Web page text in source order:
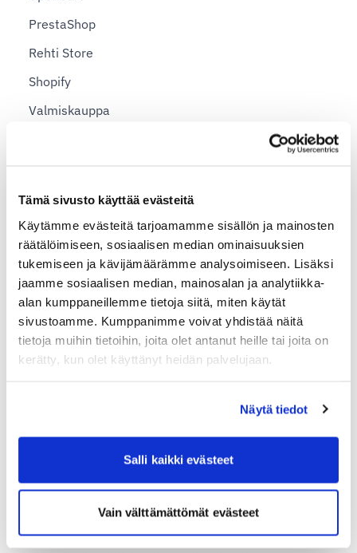
Tämä sivusto käyttää evästeitä
Käytämme evästeitä tarjoamamme sisällön ja mainosten
räätälöimiseen, sosiaalisen median ominaisuuksien
tukemiseen ja kävijämäärämme analysoimiseen. Lisäksi
jaamme sosiaalisen median, mainosalan ja analytiikka-
alan kumppaneillemme tietoja siitä, miten käytät
sivustoamme. Kumppanimme voivat yhdistää näitä
tietoja muihin tietoihin, joita olet antanut heille tai joita on
kerätty, kun olet käyttänyt heidän palvelujaan.
Näytä tiedot
Salli kaikki evästeet
Vain välttämättömät evästeet
PrestaShop
Rehti Store
Shopify
Valmiskauppa
Vaihtoehto nykyiselle lähetysjärjestelmällesi
Etsitkö vaihtoehtoa nShiftille?
Shipit vs. OmaPosti Pro — kumpi ratkaisu sopii
Shipit vs. SmartShip
Shipit vs. Matkahuollon Yritysportaali
Shipit on kattava vaihtoehto Postin Prinetti-palvelulle
Shipit on helppokäyttöinen vaihtoehto poistuvan
MySchenker-järjestelmän tilalle
Shopify-planit ja Shipit Delivery Checkout
Shipit Delivery Checkout – yleiset asennusohjeet